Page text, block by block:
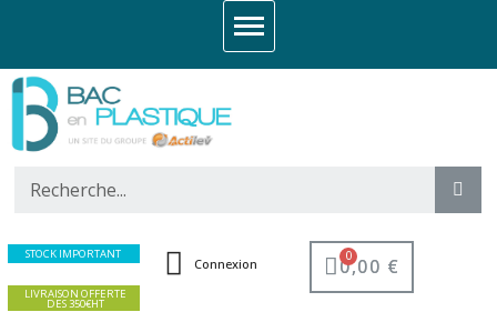
STOCK IMPORTANT
LIVRAISON OFFERTE
DES 350€HT
Connexion 0,00 €